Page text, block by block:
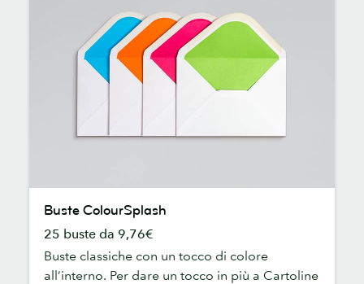
ColourSplash
Buste ColourSplash
25 buste da 9,76€
Buste classiche con un tocco di colore
all’interno. Per dare un tocco in più a Cartoline